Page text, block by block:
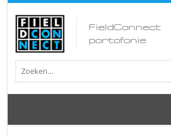
FieldConnect
portofonie